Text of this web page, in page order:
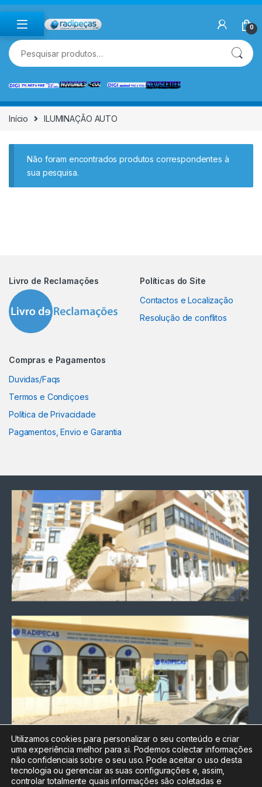
Skip to navigation
Skip to content
0
Pesquisar por:
Início ILUMINAÇÃO AUTO
Não foram encontrados produtos correspondentes à
sua pesquisa.
Livro de Reclamações
Políticas do Site
Contactos e Localização
Resolução de conflitos
Compras e Pagamentos
Duvidas/Faqs
Termos e Condiçoes
Política de Privacidade
Pagamentos, Envio e Garantia
Chamada para a rede fixa
nacional
Electrónica:212
Utilizamos cookies para personalizar o seu conteúdo e criar
uma experiência melhor para si. Podemos colectar informações
não confidenciais sobre o seu uso. Pode aceitar o uso desta
tecnologia ou gerenciar as suas configurações e, assim,
controlar totalmente quais informações são coletadas e